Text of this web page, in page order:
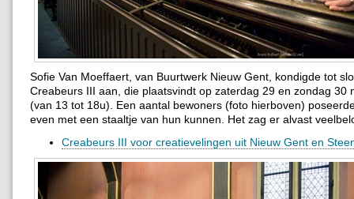
Sofie Van Moeffaert, van Buurtwerk Nieuw Gent, kondigde tot
Creabeurs III aan, die plaatsvindt op zaterdag 29 en zondag 30
(van 13 tot 18u). Een aantal bewoners (foto hierboven)
even met een staaltje van hun kunnen. Het zag er alvast
Creabeurs III voor creatievelingen uit Nieuw Gent en